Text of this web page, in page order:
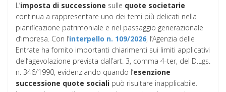
L’imposta di successione sulle quote societarie
continua a rappresentare uno dei temi più delicati nella
pianificazione patrimoniale e nel passaggio generazionale
d’impresa. Con l’interpello n. 109/2026, l’Agenzia delle
Entrate ha fornito importanti chiarimenti sui limiti applicativi
dell’agevolazione prevista dall’art. 3, comma 4-ter, del D.Lgs.
n. 346/1990, evidenziando quando l’esenzione
successione quote sociali può risultare inapplicabile.